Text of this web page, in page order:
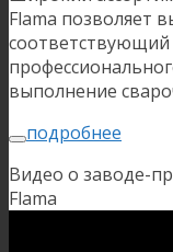
Flama позволяет
выполнение
подробнее
Видео о заводе-
Flama